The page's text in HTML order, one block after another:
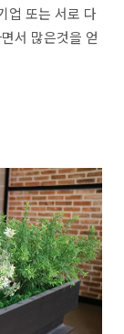
업 또는 서로 다
서 많은것을 얻